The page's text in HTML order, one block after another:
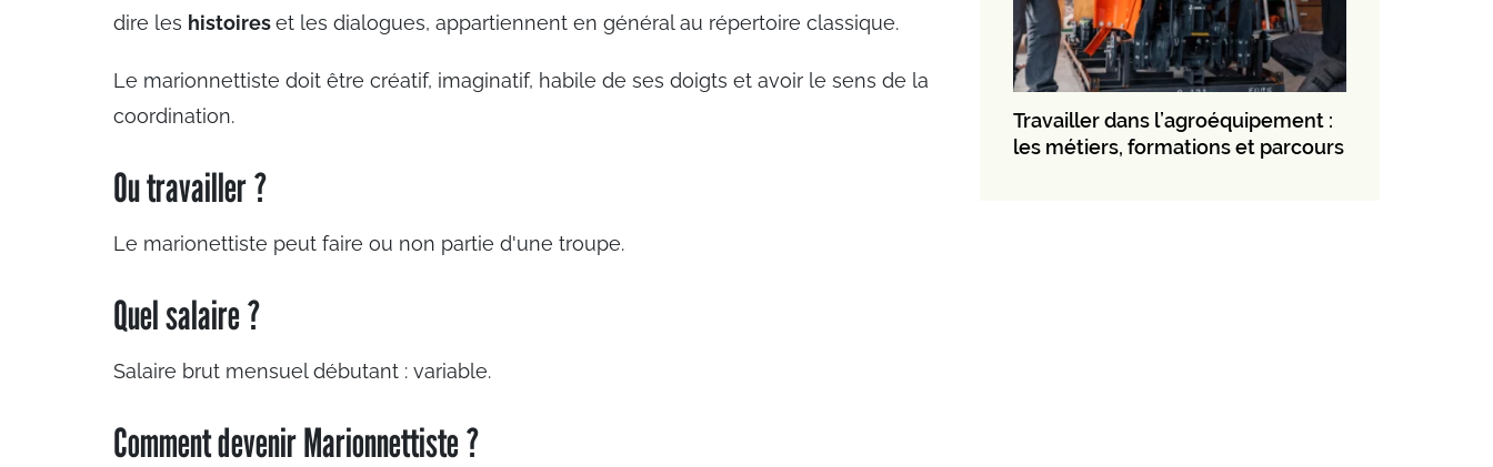
dire les histoireset les dialogues, appartiennent en général au répertoire classique.
Le marionnettiste doit être créatif, imaginatif, habile de ses doigts et avoir le sens de la
coordination.
Ou travailler ?
Le marionettiste peut faire ou non partie d'une troupe.
Quel salaire ?
Salaire brut mensuel débutant : variable.
Comment devenir Marionnettiste ?
Travailler dans l’agroéquipement :
les métiers, formations et parcours